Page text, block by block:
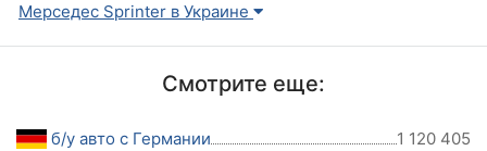
Мерседес Sprinter в Украине
Смотрите еще:
б/у авто с Германии 1 120 405